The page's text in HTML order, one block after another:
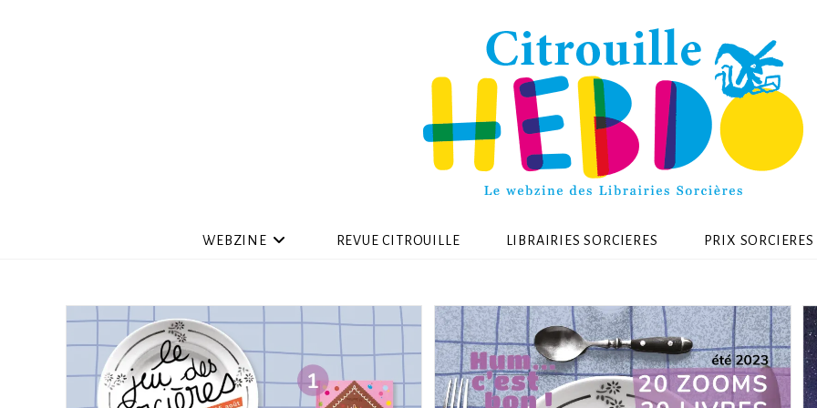
WEBZINE REVUE CITROUILLE LIBRAIRIES SORCIERES PRIX SORCIERES